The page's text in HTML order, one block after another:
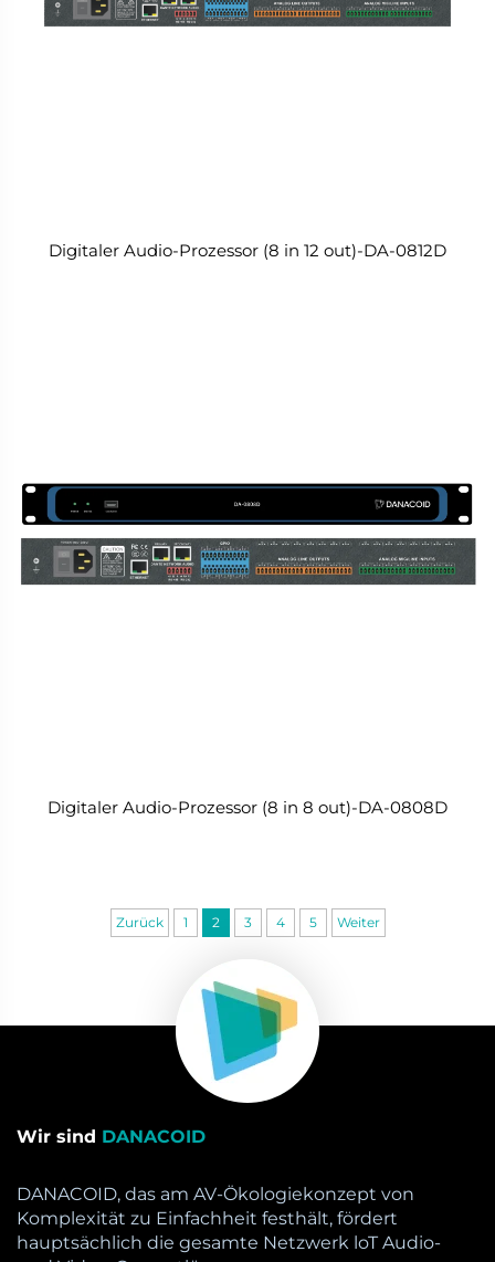
Digitaler Audio-Prozessor (8 in 12 out)-DA-0812D
Digitaler Audio-Prozessor (8 in 8 out)-DA-0808D
Zurück 1 2 3 4 5 Weiter
Wir sind DANACOID
DANACOID, das am AV-Ökologiekonzept von
Komplexität zu Einfachheit festhält, fördert
hauptsächlich die gesamte Netzwerk loT Audio-